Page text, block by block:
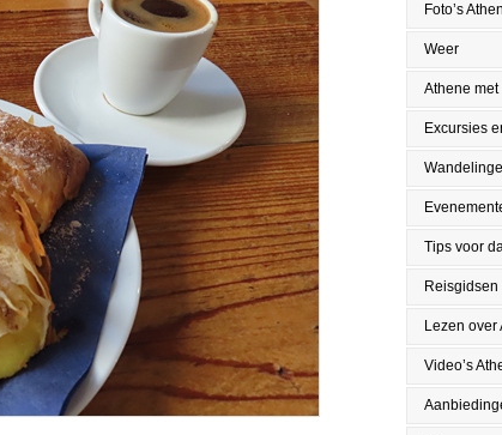
Foto’s
Weer
Athene
Excursies
Tips voor
Reisgidsen
Lezen over
Video’s